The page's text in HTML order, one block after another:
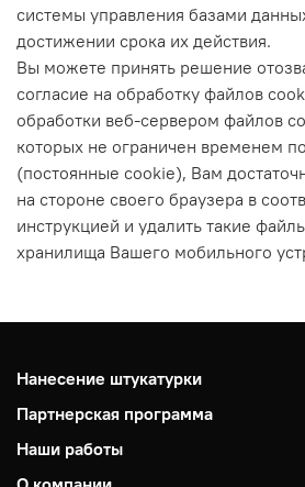
системы управления базами
достижении срока их действия.
Вы можете принять решение
согласие на обработку файлов
обработки веб-сервером файлов
которых не ограничен временем
(постоянные cookie), Вам
на стороне своего браузера в
инструкцией и удалить такие
хранилища Вашего мобильного
Нанесение штукатурки
Партнерская программа
Наши работы